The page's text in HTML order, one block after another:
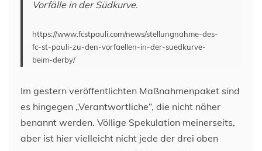
Vorfälle in der Südkurve.
https://www.fcstpauli.com/news/stellungnahme-des-
fc-st-pauli-zu-den-vorfaellen-in-der-suedkurve-
beim-derby/
Im gestern veröffentlichten Maßnahmenpaket sind
es hingegen „Verantwortliche“, die nicht näher
benannt werden. Völlige Spekulation meinerseits,
aber ist hier vielleicht nicht jede der drei oben